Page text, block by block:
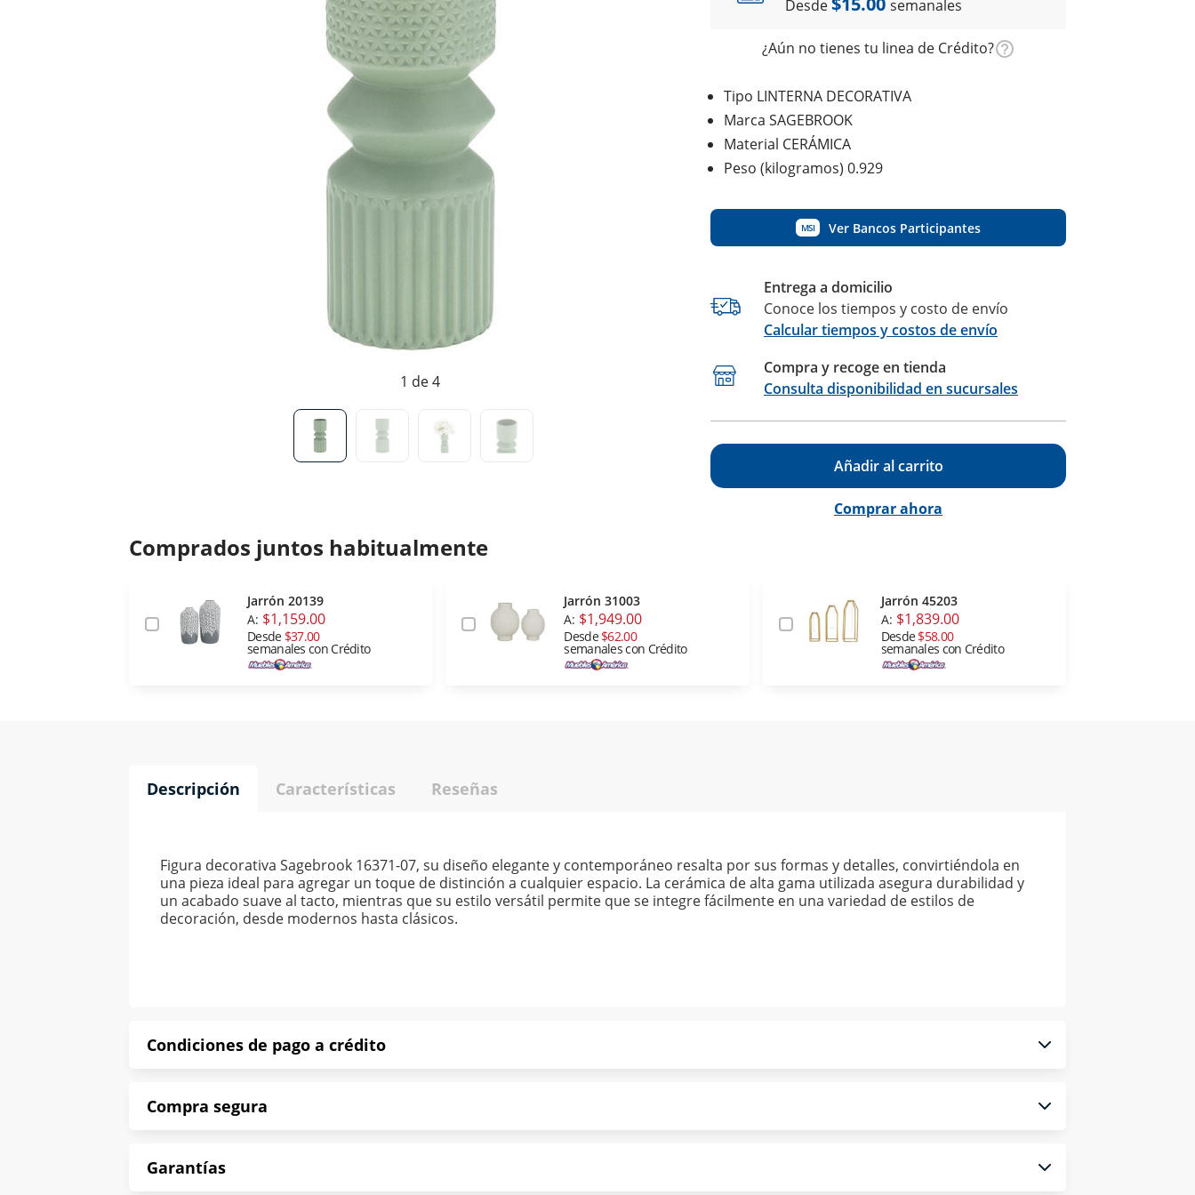
1 de 4
Desde
semanales
¿Aún no tienes tu linea de Crédito?
Tipo LINTERNA DECORATIVA
Marca SAGEBROOK
Material CERÁMICA
Peso (kilogramos) 0.929
MSI Ver Bancos Participantes
Entrega a domicilio
Conoce los tiempos y costo de envío
Calcular tiempos y costos de envío
Compra y recoge en tienda
Consulta disponibilidad en sucursales
Añadir al carrito
Comprar ahora
Comprados juntos habitualmente
Jarrón 20139
A: $1,159.00
Desde $37.00
semanales con Crédito
Jarrón 31003
A: $1,949.00
Desde$62.00
semanales con Crédito
Jarrón 45203
A: $1,839.00
Desde$58.00
semanales con Crédito
Descripción Características Reseñas
Figura decorativa Sagebrook 16371-07, su diseño elegante y contemporáneo resalta por sus formas y detalles, convirtiéndola en
una pieza ideal para agregar un toque de distinción a cualquier espacio. La cerámica de alta gama utilizada asegura durabilidad y
un acabado suave al tacto, mientras que su estilo versátil permite que se integre fácilmente en una variedad de estilos de
decoración, desde modernos hasta clásicos.
Condiciones de pago a crédito
Compra segura
Garantías